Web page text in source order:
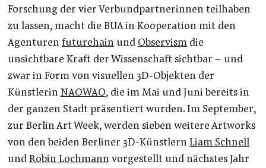
Forschung der vier Verbundpartnerinnen teilhaben
zu lassen, macht die BUA in Kooperation mit den
Agenturen futurehainund Observismdie
unsichtbare Kraft der Wissenschaft sichtbar – und
zwar in Form von visuellen 3D-Objekten der
Künstlerin NAOWAO, die im Mai und Juni bereits in
der ganzen Stadt präsentiert wurden. Im September,
zur Berlin Art Week, werden sieben weitere Artworks
von den beiden Berliner 3D-Künstlern Liam Schnell
und Robin Lochmannvorgestellt und nächstes Jahr